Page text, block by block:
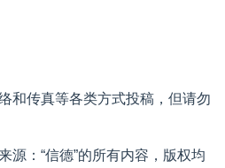
和传真等各类方式投稿，但请勿
源：“信德”的所有内容，版权均